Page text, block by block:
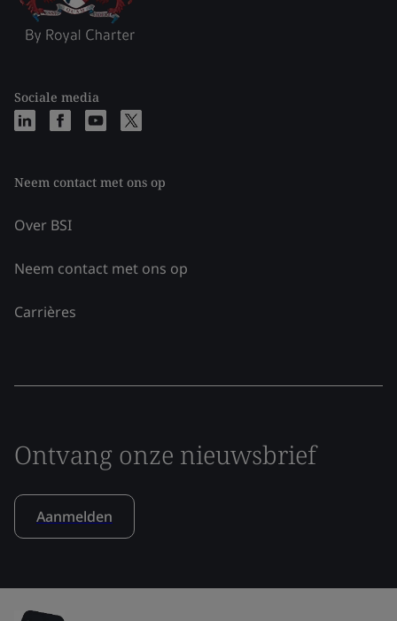
Sociale media
Neem contact met ons op
Over BSI
Neem contact met ons op
Carrières
Ontvang onze nieuwsbrief
Aanmelden